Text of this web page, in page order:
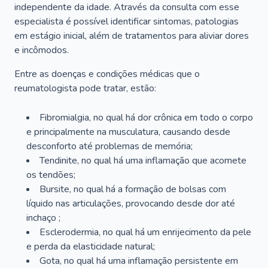
independente da idade. Através da consulta com esse
especialista é possível identificar sintomas, patologias
em estágio inicial, além de tratamentos para aliviar dores
e incômodos.
Entre as doenças e condições médicas que o
reumatologista pode tratar, estão:
Fibromialgia, no qual há dor crônica em todo o corpo
e principalmente na musculatura, causando desde
desconforto até problemas de memória;
Tendinite, no qual há uma inflamação que acomete
os tendões;
Bursite, no qual há a formação de bolsas com
líquido nas articulações, provocando desde dor até
inchaço ;
Esclerodermia, no qual há um enrijecimento da pele
e perda da elasticidade natural;
Gota, no qual há uma inflamação persistente em